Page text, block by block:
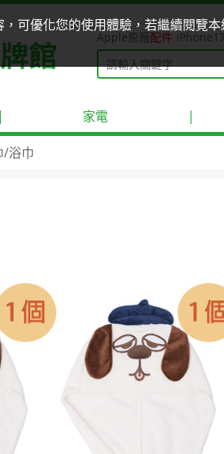
可優化您的使用體驗，若繼續閱覽
Apple原廠配件
| 家電 |
/浴巾